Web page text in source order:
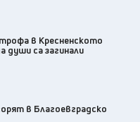
в Кресненското
души са загинали
в Благоевградско